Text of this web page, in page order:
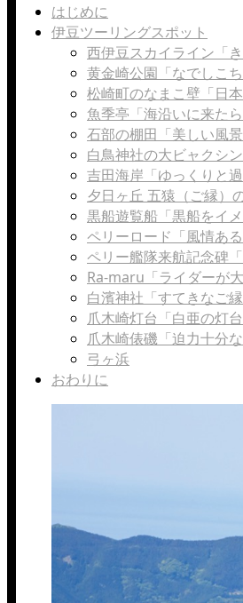
はじめに
伊豆ツーリングスポット
西伊豆スカイライン「
黄金崎公園「なでしこ
松崎町のなまこ壁「日
魚季亭「海沿いに来た
石部の棚田「美しい風
白鳥神社の大ビャクシ
吉田海岸「ゆっくりと
夕日ヶ丘 五猿（ご縁）
黒船遊覧船「黒船をイ
ペリーロード「風情あ
ペリー艦隊来航記念碑
Ra-maru「ライダーが
白濱神社「すてきなご
爪木崎灯台「白亜の灯
爪木崎俵磯「迫力十分な
弓ヶ浜
おわりに